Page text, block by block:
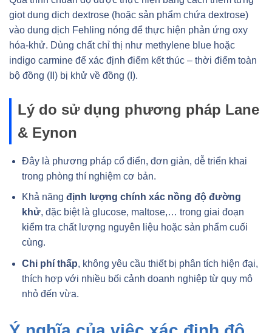
giọt dung dịch dextrose (hoặc sản phẩm chứa dextrose)
vào dung dịch Fehling nóng để thực hiện phản ứng oxy
hóa-khử. Dùng chất chỉ thị như methylene blue hoặc
indigo carmine để xác định điểm kết thúc – thời điểm toàn
bộ đồng (II) bị khử về đồng (I).
Lý do sử dụng phương pháp Lane
& Eynon
Đây là phương pháp cổ điển, đơn giản, dễ triển khai
trong phòng thí nghiệm cơ bản.
Khả năng định lượng chính xác nồng độ đường
khử, đặc biệt là glucose, maltose,… trong giai đoạn
kiểm tra chất lượng nguyên liệu hoặc sản phẩm cuối
cùng.
Chi phí thấp, không yêu cầu thiết bị phân tích hiện đại,
thích hợp với nhiều bối cảnh doanh nghiệp từ quy mô
nhỏ đến vừa.